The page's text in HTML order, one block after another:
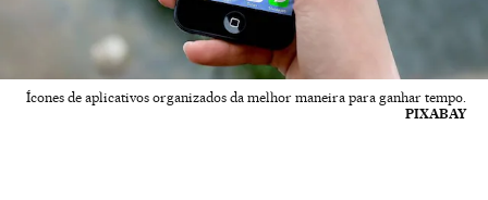
Ícones de aplicativos organizados da melhor maneira para ganhar tempo.
PIXABAY